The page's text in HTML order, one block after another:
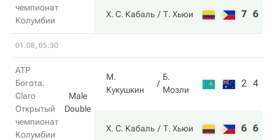
чемпионат
Колумбии
Х. С. Кабаль Т. Хьюи 7 6
01.08, 05:30
ATP
Богота.
Claro
Открытый
чемпионат
Колумбии
Male
Double
М.
Кукушкин
Б.
Мозли
2 4
Х. С. Кабаль Т. Хьюи 6 6